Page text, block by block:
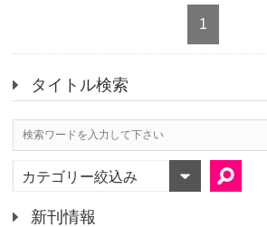
1
タイトル検索
カテゴリー絞込み
新刊情報